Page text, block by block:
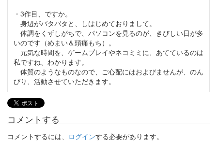
・3作目、ですか。
身辺がバタバタと、しはじめておりまして。
体調をくずしがちで、パソコンを見るのが、きびしい日が多
いのです（めまい＆頭痛もち）。
元気な時間を、ゲームプレイやネコミミに、あてているのは
私ですね、わかります。
体質のようなものなので、ご心配にはおよびませんが、のん
びり、活動させていただきます。
コメントする
コメントするには、 ログインする必要があります。